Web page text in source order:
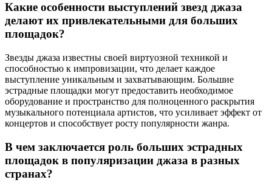
Какие особенности выступлений звезд джаза
делают их привлекательными для больших
площадок?
Звезды джаза известны своей виртуозной техникой и
способностью к импровизации, что делает каждое
выступление уникальным и захватывающим. Большие
эстрадные площадки могут предоставить необходимое
оборудование и пространство для полноценного раскрытия
музыкального потенциала артистов, что усиливает эффект от
концертов и способствует росту популярности жанра.
В чем заключается роль больших эстрадных
площадок в популяризации джаза в разных
странах?